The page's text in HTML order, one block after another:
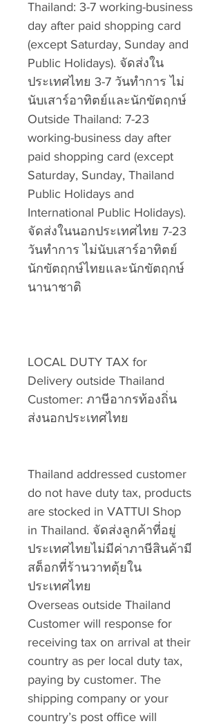
Thailand: 3-7 working-business
day after paid shopping card
(except Saturday, Sunday and
Public Holidays). จัดส่งใน
ประเทศไทย 3-7 วันทำการ ไม่
นับเสาร์อาทิตย์และนักขัตฤกษ์
Outside Thailand: 7-23
working-business day after
paid shopping card (except
Saturday, Sunday, Thailand
Public Holidays and
International Public Holidays).
จัดส่งในนอกประเทศไทย 7-23
วันทำการ ไม่นับเสาร์อาทิตย์
นักขัตฤกษ์ไทยและนักขัตฤกษ์
นานาชาติ
LOCAL DUTY TAX for
Delivery outside Thailand
Customer: ภาษีอากรท้องถิ่น
ส่งนอกประเทศไทย
Thailand addressed customer
do not have duty tax, products
are stocked in VATTUI Shop
in Thailand. จัดส่งลูกค้าที่อยู่
ประเทศไทยไม่มีค่าภาษีสินค้ามี
สต็อกที่ร้านวาทตุ้ยใน
ประเทศไทย
Overseas outside Thailand
Customer will response for
receiving tax on arrival at their
country as per local duty tax,
paying by customer. The
shipping company or your
country’s post office will